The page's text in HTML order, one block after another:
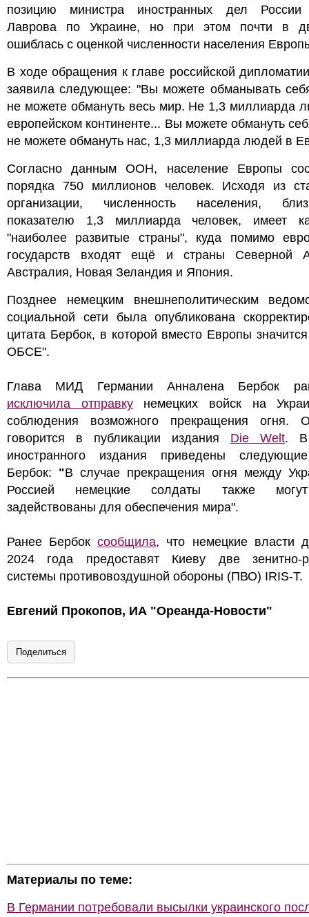
позицию министра иностранных дел России
Лаврова по Украине, но при этом почти в
ошиблась с оценкой численности населения
В ходе обращения к главе российской
заявила следующее: "Вы можете обманывать
не можете обмануть весь мир. Не 1,3 миллиарда
европейском континенте... Вы можете обмануть
не можете обмануть нас, 1,3 миллиарда людей в
Согласно данным ООН, население Европы
порядка 750 миллионов человек. Исходя из
организации, численность населения,
показателю 1,3 миллиарда человек, имеет
"наиболее развитые страны", куда помимо
государств входят ещё и страны Северной
Австралия, Новая Зеландия и Япония.
Позднее немецким внешнеполитическим
социальной сети была опубликована
цитата Бербок, в которой вместо Европы
ОБСЕ".
Глава МИД Германии Анналена Бербок
исключила отправкунемецких войск на
соблюдения возможного прекращения огня.
говорится в публикации издания Die Welt. В
иностранного издания приведены
Бербок: "В случае прекращения огня между
Россией немецкие солдаты также
задействованы для обеспечения мира".
Ранее Бербоксообщила, что немецкие власти
2024 года предоставят Киеву две зенитно-
системы противовоздушной обороны (ПВО) IRIS-T.
Евгений Прокопов, ИА "Ореанда-Новости"
Поделиться
Материалы по теме:
В Германии потребовали высылки украинского